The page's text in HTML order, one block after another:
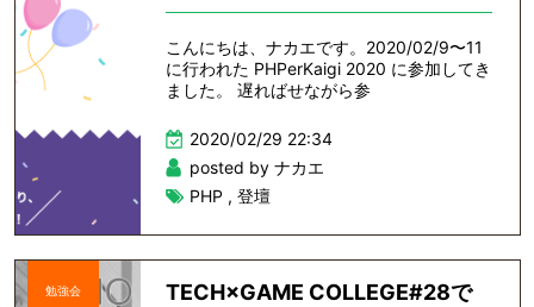
こんにちは、ナカエです。2020/02/9〜11
に行われた PHPerKaigi 2020 に参加してき
ました。 遅ればせながら参
2020/02/29 22:34
posted by ナカエ
PHP , 登壇
勉強会
TECH×GAME COLLEGE#28で